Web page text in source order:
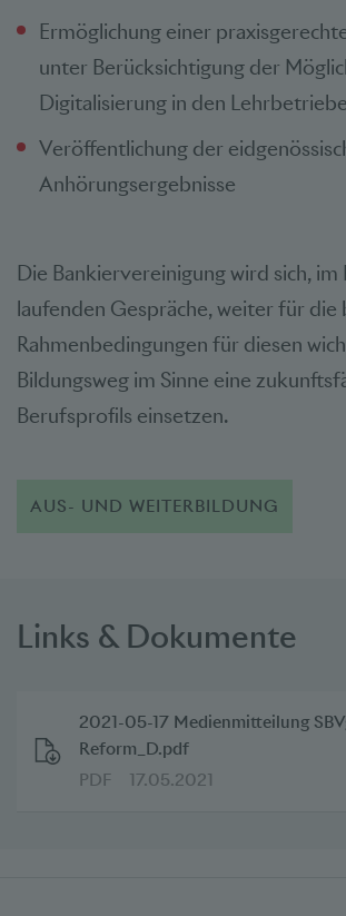
Ermöglichung einer
unter Berücksichtigung der
Digitalisierung in den
Veröffentlichung der
Anhörungsergebnisse
Die Bankiervereinigung wird sich, im
laufenden Gespräche, weiter für die
Rahmenbedingungen für diesen
Bildungsweg im Sinne eine
Berufsprofils einsetzen.
AUS- UND WEITERBILDUNG
Links & Dokumente
2021-05-17 Medienmitteilung
Reform_D.pdf
PDF
17.05.2021